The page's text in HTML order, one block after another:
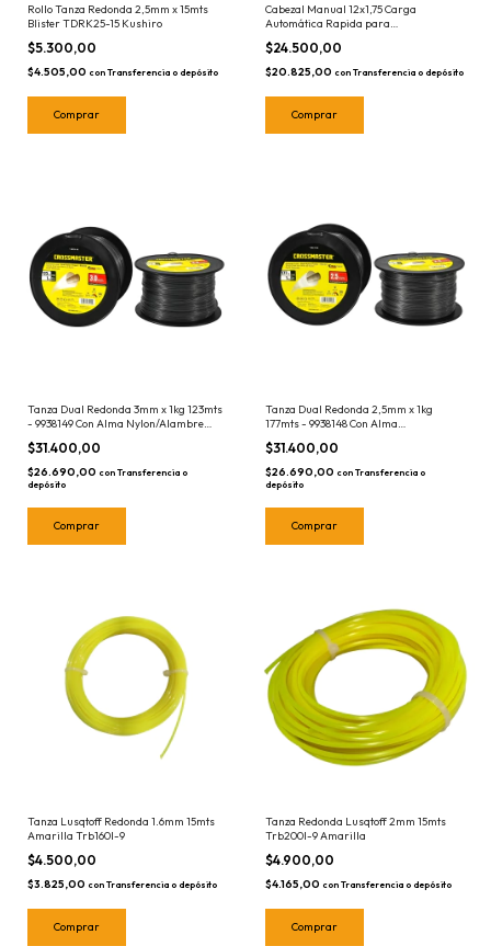
Rollo Tanza Redonda 2,5mm x 15mts
Blister TDRK25-15 Kushiro
$5.300,00
$4.505,00 con Transferencia o depósito
Cabezal Manual 12x1,75 Carga
Automática Rapida para
CAB-1400 - Carretel
$24.500,00
$20.825,00 con Transferencia o depósito
Tanza Dual Redonda 3mm x 1kg 123mts
- 9938149 Con Alma Nylon/Alambre
Crossmaster
$31.400,00
$26.690,00 con Transferencia o
depósito
Tanza Dual Redonda 2,5mm x 1kg
177mts - 9938148 Con Alma
Nylon/Alambre Crossmaster
$31.400,00
$26.690,00 con Transferencia o
depósito
Tanza Lusqtoff Redonda 1.6mm 15mts
Amarilla Trb160l-9
$4.500,00
$3.825,00 con Transferencia o depósito
Tanza Redonda Lusqtoff 2mm 15mts
Trb200l-9 Amarilla
$4.900,00
$4.165,00 con Transferencia o depósito